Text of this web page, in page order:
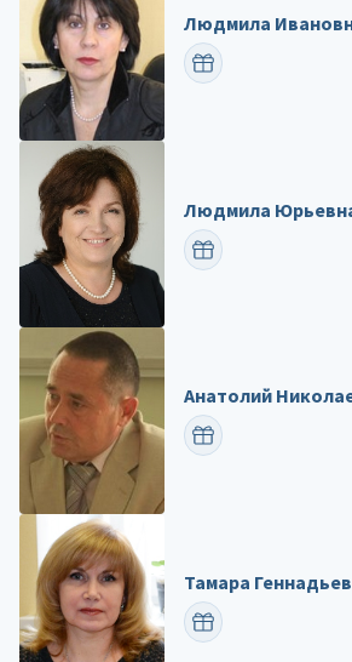
Людмила
ПОЗДРАВИТЬ
Людмила
ПОЗДРАВИТЬ
Анатолий
ПОЗДРАВИТЬ
Тамара
ПОЗДРАВИТЬ